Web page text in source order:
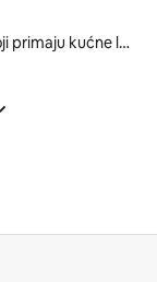
Smještaji koji primaju kućne ljubimce